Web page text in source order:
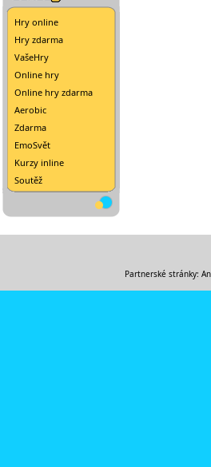
Hry online
Hry zdarma
VašeHry
Online hry
Online hry zdarma
Aerobic
Zdarma
EmoSvět
Kurzy inline
Soutěž
Partnerské stránky: